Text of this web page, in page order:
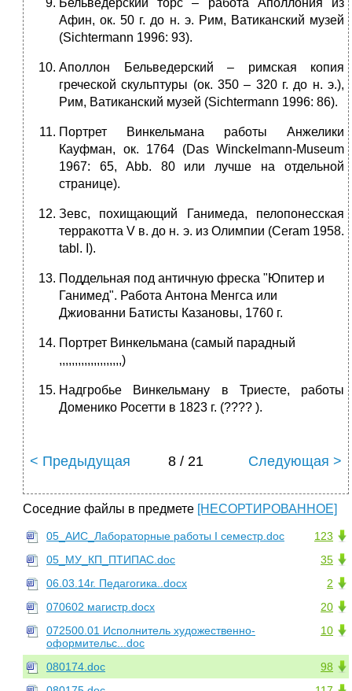
Бельведерский торс – работа Аполлония из
Афин, ок. 50 г. до н. э. Рим, Ватиканский музей
(Sichtermann 1996: 93).
Аполлон Бельведерский – римская копия
греческой скульптуры (ок. 350 – 320 г. до н. э.),
Рим, Ватиканский музей (Sichtermann 1996: 86).
Портрет Винкельмана работы Анжелики
Кауфман, ок. 1764 (Das Winckelmann-Museum
1967: 65, Abb. 80 или лучше на отдельной
странице).
Зевс, похищающий Ганимеда, пелопонесская
терракотта V в. до н. э. из Олимпии (Ceram 1958.
tabl. I).
Поддельная под античную фреска "Юпитер и
Ганимед". Работа Антона Менгса или
Джиованни Батисты Казановы, 1760 г.
Портрет Винкельмана (самый парадный
,,,,,,,,,,,,,,,,,,,,)
Надгробье Винкельману в Триесте, работы
Доменико Росетти в 1823 г. (???? ).
< Предыдущая 8 / 21 Следующая >
Соседние файлы в предмете [НЕСОРТИРОВАННОЕ]
123
05_АИС_Лабораторные работы I семестр.doc
35
05_МУ_КП_ПТИПАС.doc
2
06.03.14г. Педагогика..docx
20
070602 магистр.docx
10
072500.01 Исполнитель художественно-
оформительс...doc
98
080174.doc